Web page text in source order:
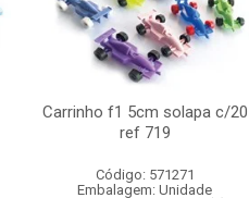
Carrinho f1 5cm solapa c/20
ref 719
Código: 571271
Embalagem: Unidade